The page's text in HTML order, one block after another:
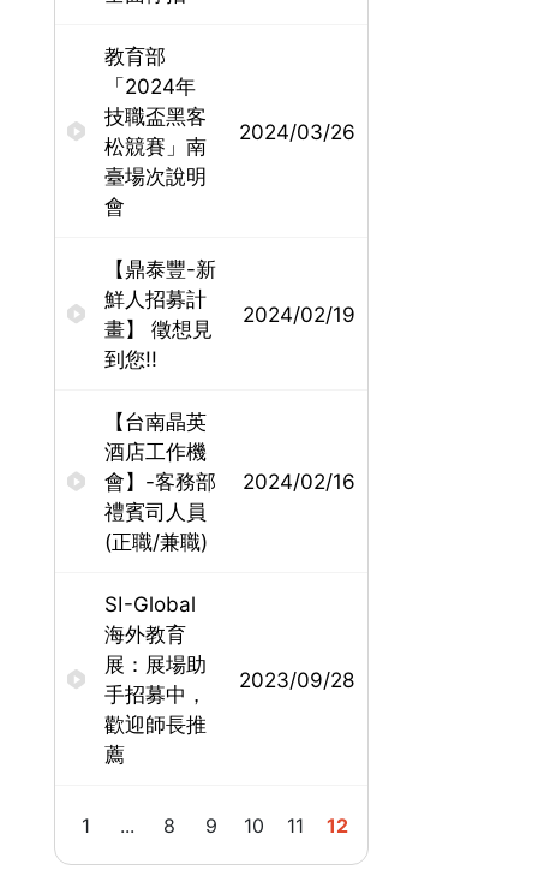
教育部
「2024年
技職盃黑客
松競賽」南
臺場次說明
會
2024/03/26
【鼎泰豐-新
鮮人招募計
畫】 徵想見
到您!!
2024/02/19
【台南晶英
酒店工作機
會】-客務部
禮賓司人員
(正職/兼職)
2024/02/16
SI-Global
海外教育
展：展場助
手招募中，
歡迎師長推
薦
2023/09/28
1 ... 8 9 10 11 12